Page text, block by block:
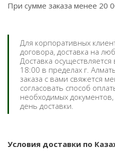
При сумме заказа менее 20
Для корпоративных
договора, доставка на
Доставка
18:00 в пределах г.
заказа с вами свяжется
согласовать способ
необходимых
день доставки.
Условия доставки по